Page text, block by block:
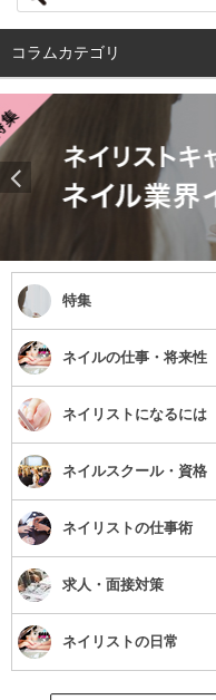
をしっかりと落とすこ
夜のスキンケアを行な
てしまうことが多いです
そのため、朝にもう一
粧水や乳液で水分補給
さらには、乾燥肌なの
向けのスキンケアを行
なることがあります。
乾燥で肌の水分が不足
ようと、皮脂を分泌し
違いしてしまい、オイ
で、水分がしっかりと
不規則な生活リズム
不規則な生活リズムも
め、乾燥肌の原因にな
短い睡眠時間や偏った
コラムカテゴリ
特集
ネイルの仕事・将来性
ネイリストになるには
ネイルスクール・資格
ネイリストの仕事術
求人・面接対策
ネイリストの日常